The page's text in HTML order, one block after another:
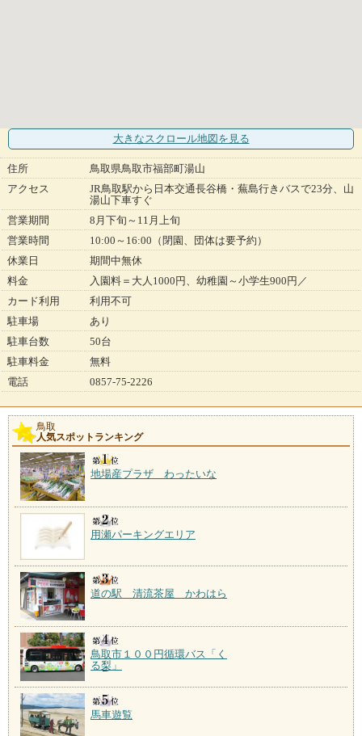
大きなスクロール地図 を見る
住所
鳥取県鳥取市福部町湯山
アクセス
JR鳥取駅から日本交通長谷橋・蕪島行きバスで23分、山
湯山下車すぐ
営業期間
8月下旬～11月上旬
営業時間
10:00～16:00（閉園、団体は要予約）
休業日
期間中無休
料金
入園料＝大人1000円、幼稚園～小学生900円／
カード利用
利用不可
駐車場
あり
駐車台数
50台
駐車料金
無料
電話
0857-75-2226
鳥取
人気スポットランキング
地場産プラザ わったいな
用瀬パーキングエリア
道の駅 清流茶屋 かわはら
鳥取市１００円循環バス「く
る梨」
馬車遊覧